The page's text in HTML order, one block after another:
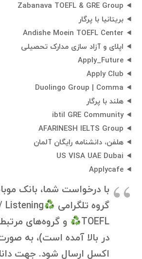
Zabanava TOEFL & GRE Group
بریتانیا با پرگار
Andishe Moein TOEFL Center
اپلای و آزاد سازی مدارک تحصیلی
Apply_Future
Apply Club
Duolingo Group | Comma
هلند با پرگار
ibtil GRE Community
AFARINESH IELTS Group
هلفن، دانشنامه رایگان آلمان
US VISA UAE Dubai
Applycafe
با درخواست شما، بانک
گروه تلگرامی
Listening
TOEFL
و گروه‌های
در بالا آمده است)، به
اکسل ارسال شود. جهت